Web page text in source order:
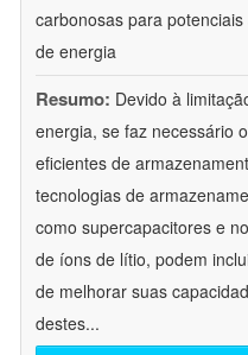
carbonosas para
de energia
Resumo: Devido à
energia, se faz necessário
eficientes de
tecnologias de
como supercapacitores e
de íons de lítio, podem
de melhorar suas
destes...